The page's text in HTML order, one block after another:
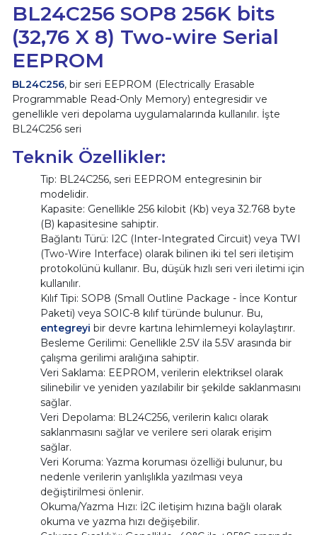
BL24C256 SOP8 256K bits
(32,76 X 8) Two-wire Serial
EEPROM
BL24C256, bir seri EEPROM (Electrically Erasable
Programmable Read-Only Memory) entegresidir ve
genellikle veri depolama uygulamalarında kullanılır. İşte
BL24C256 seri
Teknik Özellikler:
Tip: BL24C256, seri EEPROM entegresinin bir
modelidir.
Kapasite: Genellikle 256 kilobit (Kb) veya 32.768 byte
(B) kapasitesine sahiptir.
Bağlantı Türü: I2C (Inter-Integrated Circuit) veya TWI
(Two-Wire Interface) olarak bilinen iki tel seri iletişim
protokolünü kullanır. Bu, düşük hızlı seri veri iletimi için
kullanılır.
Kılıf Tipi: SOP8 (Small Outline Package - İnce Kontur
Paketi) veya SOIC-8 kılıf türünde bulunur. Bu,
entegreyi bir devre kartına lehimlemeyi kolaylaştırır.
Besleme Gerilimi: Genellikle 2.5V ila 5.5V arasında bir
çalışma gerilimi aralığına sahiptir.
Veri Saklama: EEPROM, verilerin elektriksel olarak
silinebilir ve yeniden yazılabilir bir şekilde saklanmasını
sağlar.
Veri Depolama: BL24C256, verilerin kalıcı olarak
saklanmasını sağlar ve verilere seri olarak erişim
sağlar.
Veri Koruma: Yazma koruması özelliği bulunur, bu
nedenle verilerin yanlışlıkla yazılması veya
değiştirilmesi önlenir.
Okuma/Yazma Hızı: İ2C iletişim hızına bağlı olarak
okuma ve yazma hızı değişebilir.